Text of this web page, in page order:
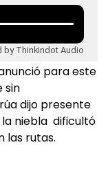
by Thinkindot Audio
para este
sin
dijo presente
niebla dificultó
las rutas.